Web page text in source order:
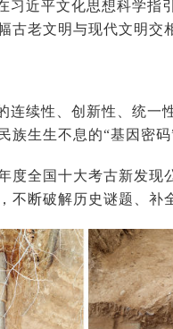
习近平文化思想科学指
古老文明与现代文明交
连续性、创新性、统一
族生生不息的“基因密码
度全国十大考古新发
不断破解历史谜题、补